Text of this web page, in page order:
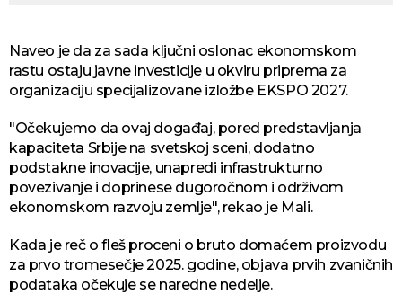
Naveo je da za sada ključni oslonac ekonomskom
rastu ostaju javne investicije u okviru priprema za
organizaciju specijalizovane izložbe EKSPO 2027.
"Očekujemo da ovaj događaj, pored predstavljanja
kapaciteta Srbije na svetskoj sceni, dodatno
podstakne inovacije, unapredi infrastrukturno
povezivanje i doprinese dugoročnom i održivom
ekonomskom razvoju zemlje", rekao je Mali.
Kada je reč o fleš proceni o bruto domaćem proizvodu
za prvo tromesečje 2025. godine, objava prvih zvaničnih
podataka očekuje se naredne nedelje.